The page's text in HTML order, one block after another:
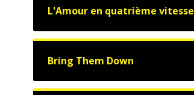
L'Amour en quatrième vitesse
Bring Them Down